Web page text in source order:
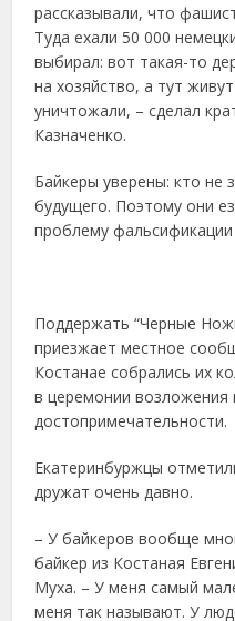
рассказывали, что
Туда ехали 50 000
выбирал: вот такая-то
на хозяйство, а тут
уничтожали, – сделал
Казначенко.
Байкеры уверены: кто не
будущего. Поэтому они
проблему
Поддержать “Черные
приезжает местное
Костанае собрались их
в церемонии возложения
достопримечательности.
Екатеринбуржцы
дружат очень давно.
– У байкеров вообще
байкер из Костаная
Муха. – У меня самый
меня так называют. У